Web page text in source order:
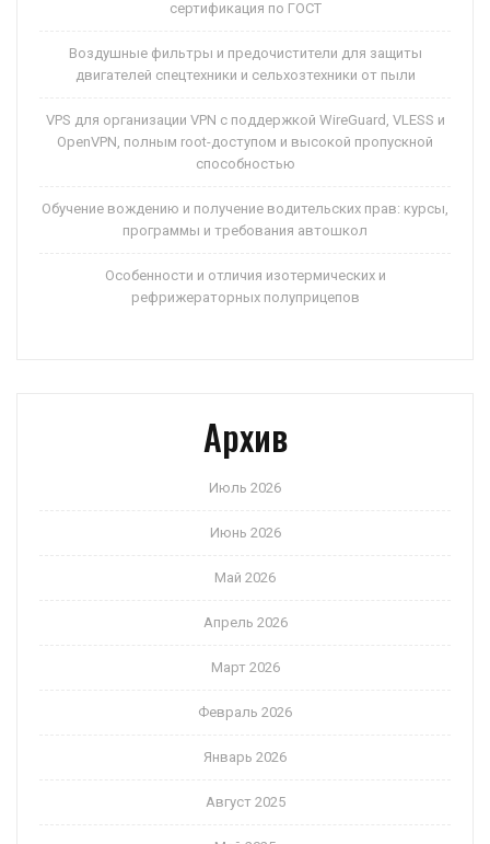
сертификация по ГОСТ
Воздушные фильтры и предочистители для защиты
двигателей спецтехники и сельхозтехники от пыли
VPS для организации VPN с поддержкой WireGuard, VLESS и
OpenVPN, полным root-доступом и высокой пропускной
способностью
Обучение вождению и получение водительских прав: курсы,
программы и требования автошкол
Особенности и отличия изотермических и
рефрижераторных полуприцепов
Архив
Июль 2026
Июнь 2026
Май 2026
Апрель 2026
Март 2026
Февраль 2026
Январь 2026
Август 2025